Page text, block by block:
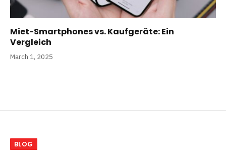
Miet-Smartphones vs. Kaufgeräte: Ein
Vergleich
March 1, 2025
BLOG